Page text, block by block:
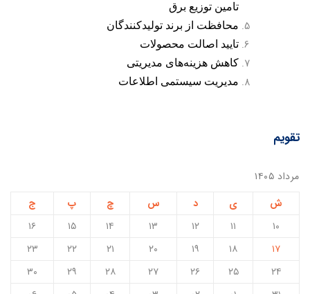
تامين توزيع برق
محافظت از برند توليد‌كنندگان
تاييد اصالت محصولات
كاهش هزينه‌های مديريتی
مديريت سيستمی اطلاعات
تقویم
مرداد ۱۴۰۵
ش
ی د س چ پ
ج
۱۰
۱۱ ۱۲ ۱۳ ۱۴ ۱۵
۱۶
۱۷
۱۸ ۱۹ ۲۰ ۲۱ ۲۲
۲۳
۲۴
۲۵ ۲۶ ۲۷ ۲۸ ۲۹
۳۰